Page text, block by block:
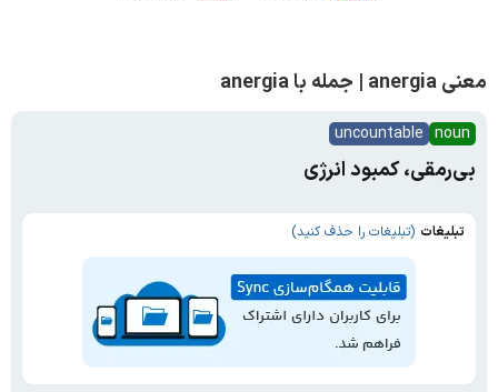
معنی anergia | جمله با anergia
noun
uncountable
بی‌رمقی، کمبود انرژی
تبلیغات (تبلیغات را حذف کنید)